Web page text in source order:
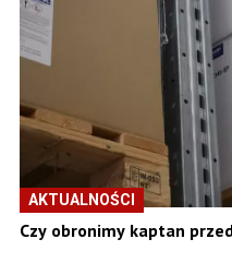
AKTUALNOŚCI
Czy obronimy kaptan